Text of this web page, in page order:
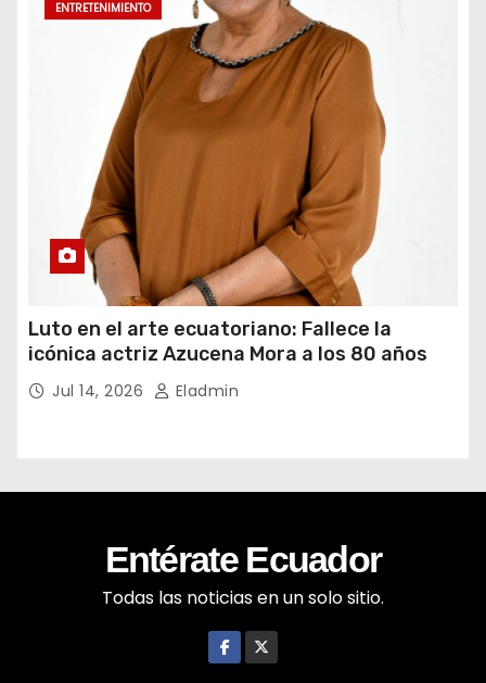
ENTRETENIMIENTO
Luto en el arte ecuatoriano: Fallece la
icónica actriz Azucena Mora a los 80 años
Jul 14, 2026 Eladmin
Entérate Ecuador
Todas las noticias en un solo sitio.